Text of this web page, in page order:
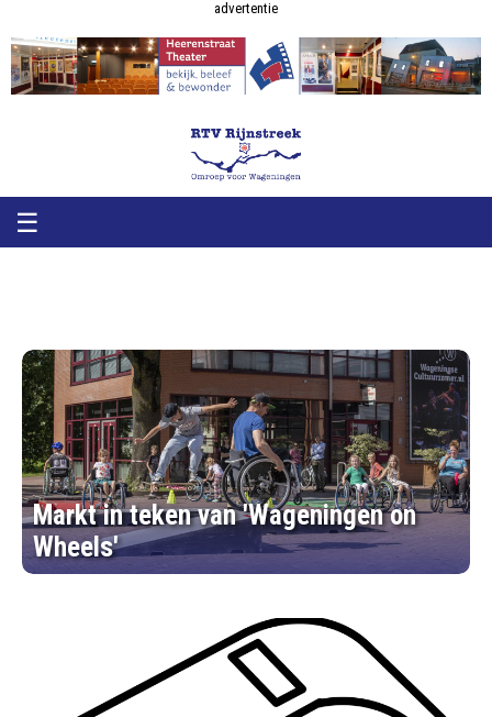
advertentie
☰
Markt in teken van 'Wageningen on
Wheels'